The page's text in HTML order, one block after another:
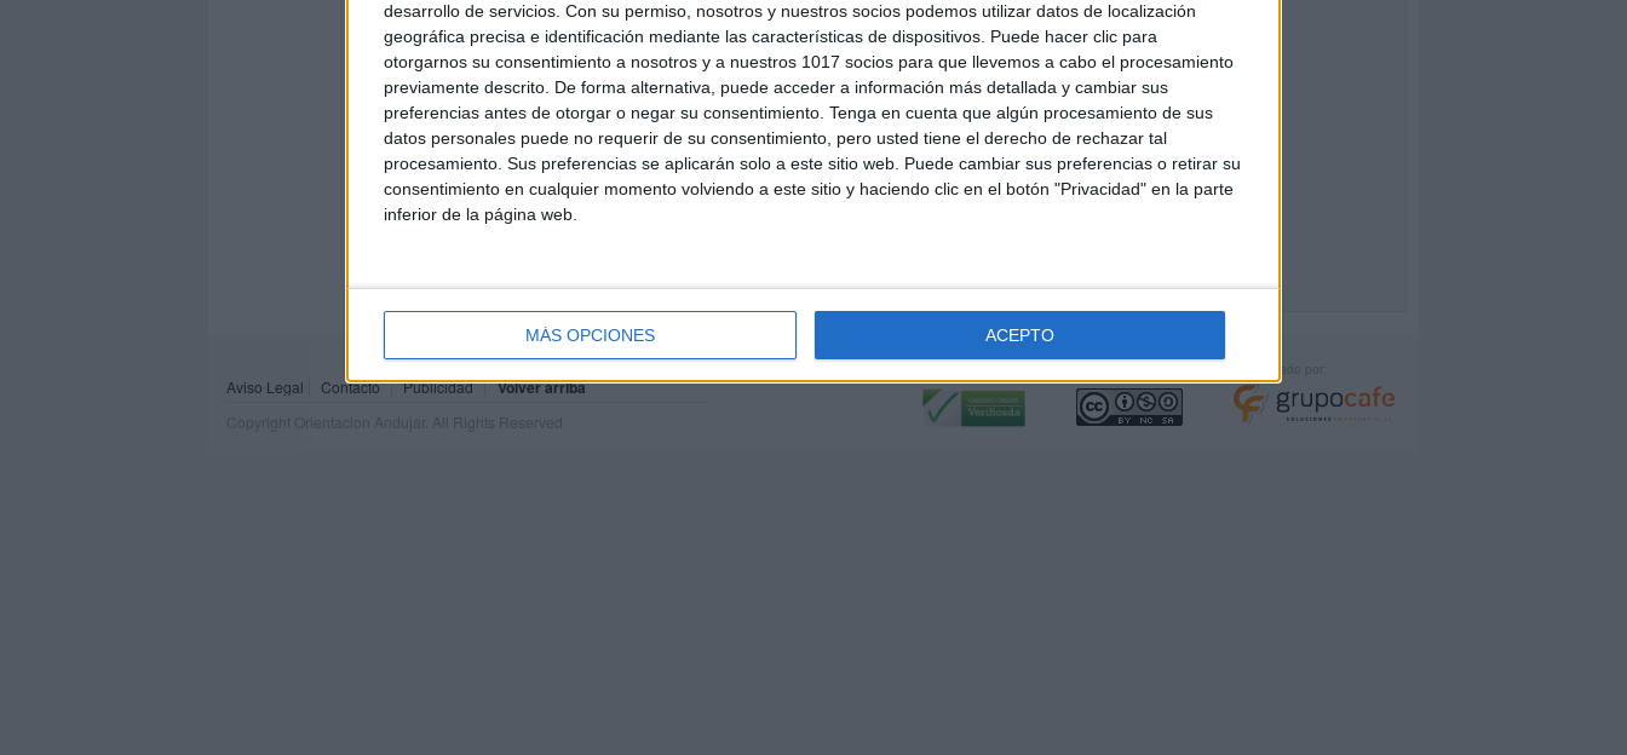
desarrollo de servicios. Con su permiso, nosotros y nuestros socios podemos utilizar datos de localización
geográfica precisa e identificación mediante las características de dispositivos. Puede hacer clic para
otorgarnos su consentimiento a nosotros y a nuestros 1017 socios para que llevemos a cabo el procesamiento
previamente descrito. De forma alternativa, puede acceder a información más detallada y cambiar sus
preferencias antes de otorgar o negar su consentimiento. Tenga en cuenta que algún procesamiento de sus
datos personales puede no requerir de su consentimiento, pero usted tiene el derecho de rechazar tal
procesamiento. Sus preferencias se aplicarán solo a este sitio web. Puede cambiar sus preferencias o retirar su
consentimiento en cualquier momento volviendo a este sitio y haciendo clic en el botón "Privacidad" en la parte
inferior de la página web.
MÁS OPCIONES ACEPTO
Aviso Legal Contacto Publicidad Volver arriba
Copyright Orientacion Andujar. All Rights Reserved